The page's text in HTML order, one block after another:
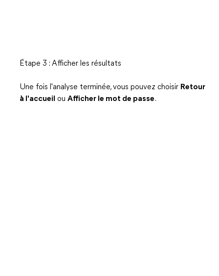
Étape 3 : Afficher les résultats
Une fois l'analyse terminée, vous pouvez choisir Retour
à l'accueil
ou Afficher le mot de passe.